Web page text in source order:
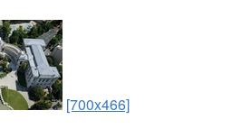
[700x466]